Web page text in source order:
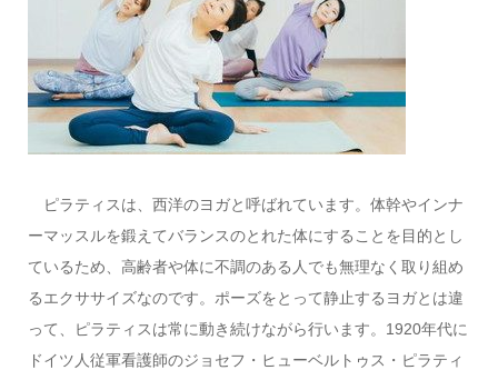
ピラティスは、西洋のヨガと呼ばれています。体幹やインナ
ーマッスルを鍛えてバランスのとれた体にすることを目的とし
ているため、高齢者や体に不調のある人でも無理なく取り組め
るエクササイズなのです。ポーズをとって静止するヨガとは違
って、ピラティスは常に動き続けながら行います。1920年代に
ドイツ人従軍看護師のジョセフ・ヒューベルトゥス・ピラティ